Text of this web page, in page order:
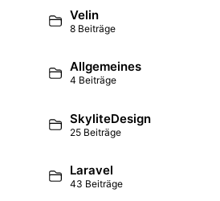
Velin
8 Beiträge
Allgemeines
4 Beiträge
SkyliteDesign
25 Beiträge
Laravel
43 Beiträge